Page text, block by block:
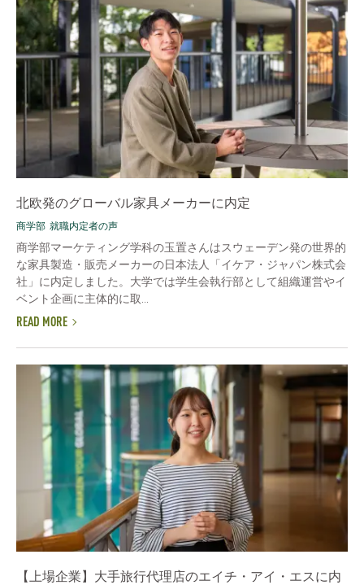
北欧発のグローバル家具メーカーに内定
商学部 就職内定者の声
商学部マーケティング学科の玉置さんはスウェーデン発の世界的
な家具製造・販売メーカーの日本法人「イケア・ジャパン株式会
社」に内定しました。大学では学生会執行部として組織運営やイ
ベント企画に主体的に取...
READ MORE
【上場企業】大手旅行代理店のエイチ・アイ・エスに内